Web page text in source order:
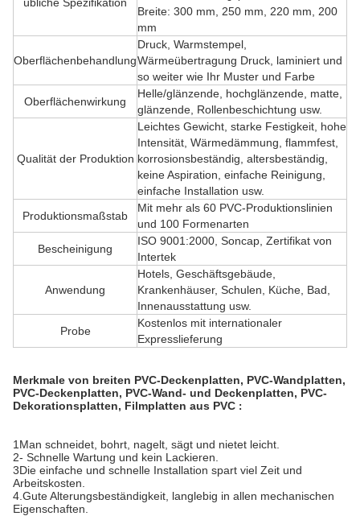
Breite: 300 mm, 250 mm, 220 mm, 200
mm
Oberflächenbehandlung
Druck, Warmstempel,
Wärmeübertragung Druck, laminiert und
so weiter wie Ihr Muster und Farbe
Oberflächenwirkung
Helle/glänzende, hochglänzende, matte,
glänzende, Rollenbeschichtung usw.
Qualität der Produktion
Leichtes Gewicht, starke Festigkeit, hohe
Intensität, Wärmedämmung, flammfest,
korrosionsbeständig, altersbeständig,
keine Aspiration, einfache Reinigung,
einfache Installation usw.
Produktionsmaßstab
Mit mehr als 60 PVC-Produktionslinien
und 100 Formenarten
Bescheinigung
ISO 9001:2000, Soncap, Zertifikat von
Intertek
Anwendung
Hotels, Geschäftsgebäude,
Krankenhäuser, Schulen, Küche, Bad,
Innenausstattung usw.
Probe
Kostenlos mit internationaler
Expresslieferung
Merkmale von breiten PVC-Deckenplatten, PVC-Wandplatten,
PVC-Deckenplatten, PVC-Wand- und Deckenplatten, PVC-
Dekorationsplatten, Filmplatten aus PVC :
1Man schneidet, bohrt, nagelt, sägt und nietet leicht.
2- Schnelle Wartung und kein Lackieren.
3Die einfache und schnelle Installation spart viel Zeit und
Arbeitskosten.
4.Gute Alterungsbeständigkeit, langlebig in allen mechanischen
Eigenschaften.